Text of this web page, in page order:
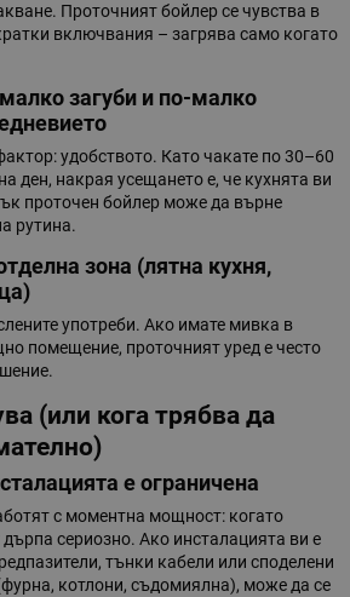
Проточният бойлер се чувства в
включвания – загрява само когато
загуби и по-малко
удобството. Като чакате по 30–60
ден, накрая усещането е, че кухнята ви
проточен бойлер може да върне
рутина.
зона (лятна кухня,
употреби. Ако имате мивка в
помещение, проточният уред е често
(или кога трябва да
е ограничена
с моментна мощност: когато
дърпа сериозно. Ако инсталацията ви е
тънки кабели или споделени
котлони, съдомиялна), може да се